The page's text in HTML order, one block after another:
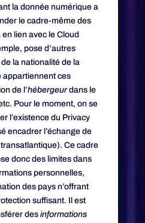
la donnée numérique a
le cadre-même des
lien avec le Cloud
pose d’autres
la nationalité de la
appartiennent ces
de l’hébergeurdans le
Pour le moment, on se
l’existence du Privacy
encadrer l’échange de
Ce cadre
donc des limites dans
personnelles,
des pays n’offrant
suffisant. Il est
des informations